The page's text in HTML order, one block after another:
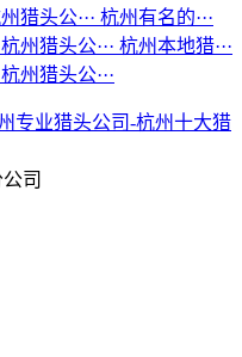
猎头公··· 杭州有名的···
杭州猎头公··· 杭州本地猎···
杭州猎头公···
司